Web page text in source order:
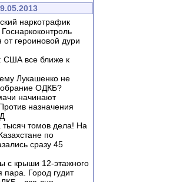
наркотрафик
от героиновой дури
США все ближе к
Лукашенко не
ОДКБ?
начинают
назначения
тысяч томов дела! На
по
сразу 45
с крыши 12-этажного
Город гудит